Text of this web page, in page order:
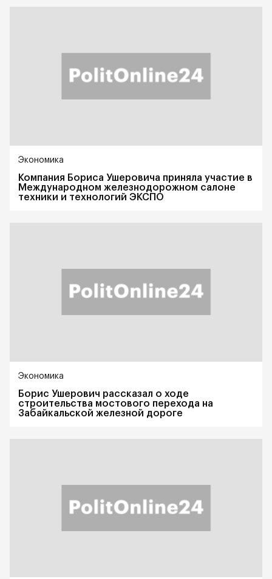
Экономика
Компания Бориса Ушеровича приняла участие в
Международном железнодорожном салоне
техники и технологий ЭКСПО
Экономика
Борис Ушерович рассказал о ходе
строительства мостового перехода на
Забайкальской железной дороге